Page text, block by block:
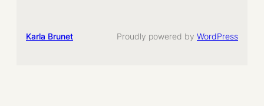
Karla Brunet Proudly powered by WordPress